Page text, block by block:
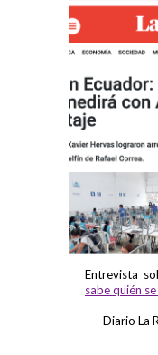
Entrevista
sabe quién
Diario La